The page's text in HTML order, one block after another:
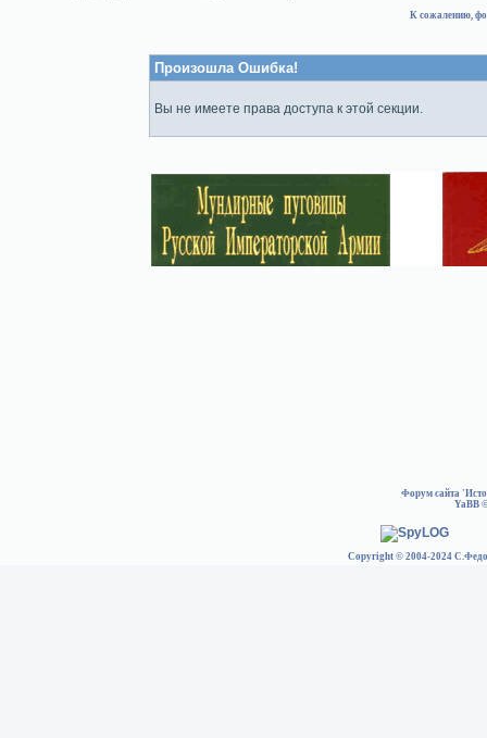
К сожалению,
Произошла Ошибка!
Вы не имеете права доступа к этой секции.
Форум сайта
YaBB
Copyright © 2004-2024